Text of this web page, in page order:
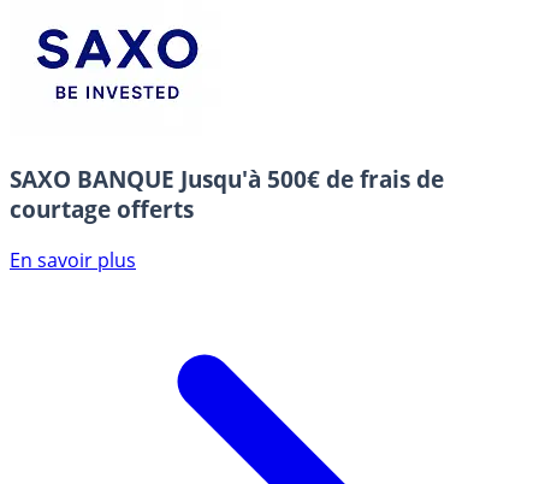
SAXO BANQUE Jusqu'à 500€ de frais de
courtage offerts
En savoir plus